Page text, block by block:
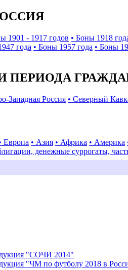
1901 - 1917 годов • Боны 1918
года • Боны 1957 года • Боны
Западная Россия • Северный
Европа • Азия • Африка • Америка
денежные суррогаты,
"СОЧИ 2014"
"ЧМ по футболу 2018 в